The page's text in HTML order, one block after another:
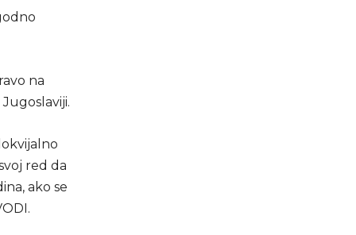
na
red da
ako se